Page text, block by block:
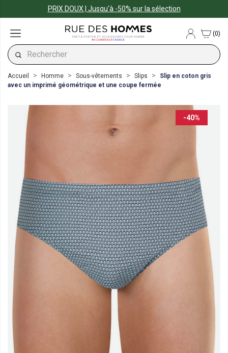
PRIX DOUX | Jusqu'à -50% sur la sélection
PRÊT-À-PORTER ET ACCESSOIRES POUR HOMME
#ECOMMERCEFRANCE
(0)
Accueil Homme Sous-vêtements Slips
Slip en coton gris
avec un imprimé géométrique et une coupe fermée
-40%